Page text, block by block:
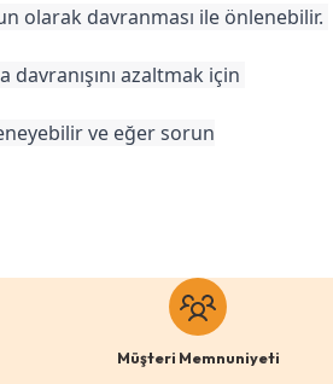
olarak davranması ile önlenebilir.
davranışını azaltmak için
ve eğer sorun
Müşteri Memnuniyeti